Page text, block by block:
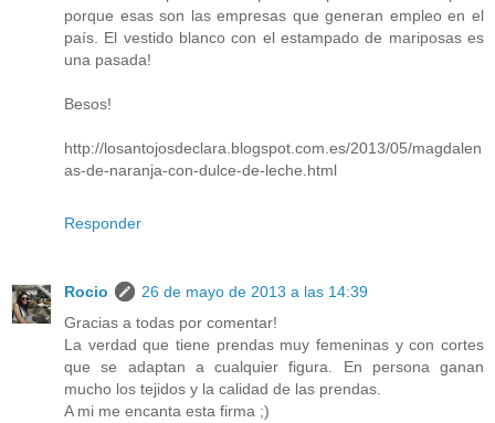
porque esas son las empresas que generan empleo en el
país. El vestido blanco con el estampado de mariposas es
una pasada!
Besos!
http://losantojosdeclara.blogspot.com.es/2013/05/magdalen
as-de-naranja-con-dulce-de-leche.html
Responder
Rocio
26 de mayo de 2013 a las 14:39
Gracias a todas por comentar!
La verdad que tiene prendas muy femeninas y con cortes
que se adaptan a cualquier figura. En persona ganan
mucho los tejidos y la calidad de las prendas.
A mi me encanta esta firma ;)